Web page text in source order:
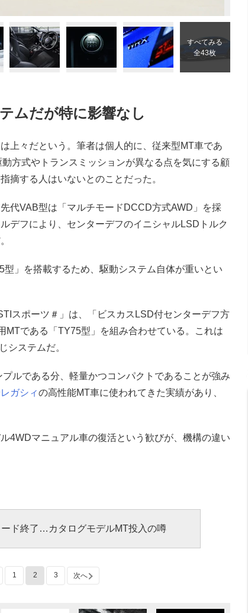
すべてみる
全43枚
ムだが特に影響なし
上々だという。筆者は個人的に、従来型MT車であ
方式やトランスミッションが異なる点を気にする顧
摘する人はいないとのことだった。
代VAB型は「マルチモードDCCD方式AWD」を採
デフにより、センターデフのイニシャルLSDトルク
」を搭載するため、駆動システム自体が重いとい
スポーツ＃」は、「ビスカスLSD付センターデフ方
MTである「TY75型」を組み合わせている。これは
システムだ。
ルである分、軽量かつコンパクトであることが強み
レガシィの高性能MT車に使われてきた実績があり、
4WDマニュアル車の復活という歓びが、機構の違い
ド終了…カタログモデルMT投入の噂
1 2 3 次へ